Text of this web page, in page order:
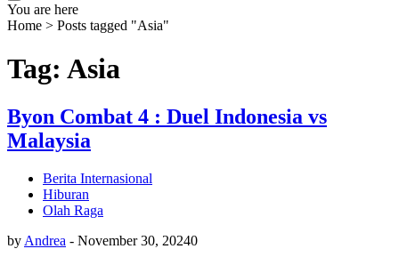
You are here
Home > Posts tagged "Asia"
Tag: Asia
Byon Combat 4 : Duel Indonesia vs
Malaysia
Berita Internasional
Hiburan
Olah Raga
by Andrea - November 30, 20240